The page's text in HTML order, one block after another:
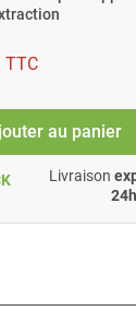
TTC
au panier
Livraison